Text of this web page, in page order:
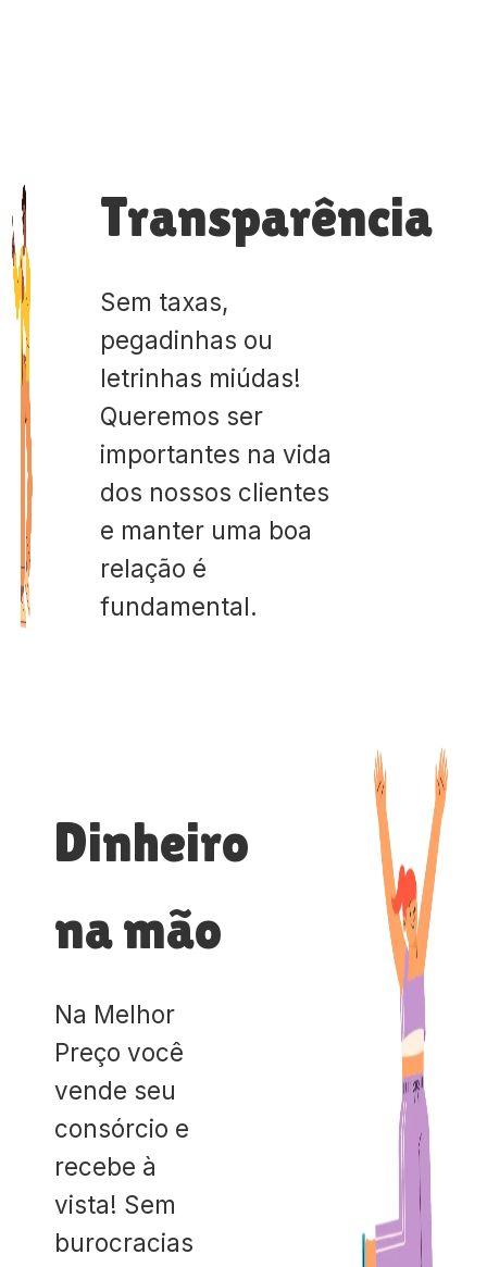
Transparência
Sem taxas,
pegadinhas ou
letrinhas miúdas!
Queremos ser
importantes na vida
dos nossos clientes
e manter uma boa
relação é
fundamental.
Dinheiro
na mão
Na Melhor
Preço você
vende seu
consórcio e
recebe à
vista! Sem
burocracias